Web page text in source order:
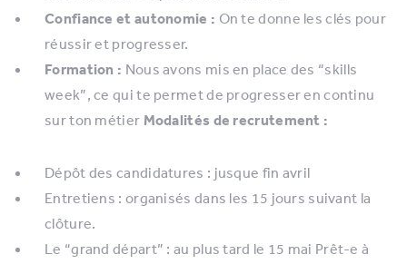
Confiance et autonomie : On te donne les clés pour
réussir et progresser.
Formation : Nous avons mis en place des “skills
week”, ce qui te permet de progresser en continu
sur ton métier Modalités de recrutement :
Dépôt des candidatures : jusque fin avril
Entretiens : organisés dans les 15 jours suivant la
clôture.
Le “grand départ” : au plus tard le 15 mai Prêt-e à